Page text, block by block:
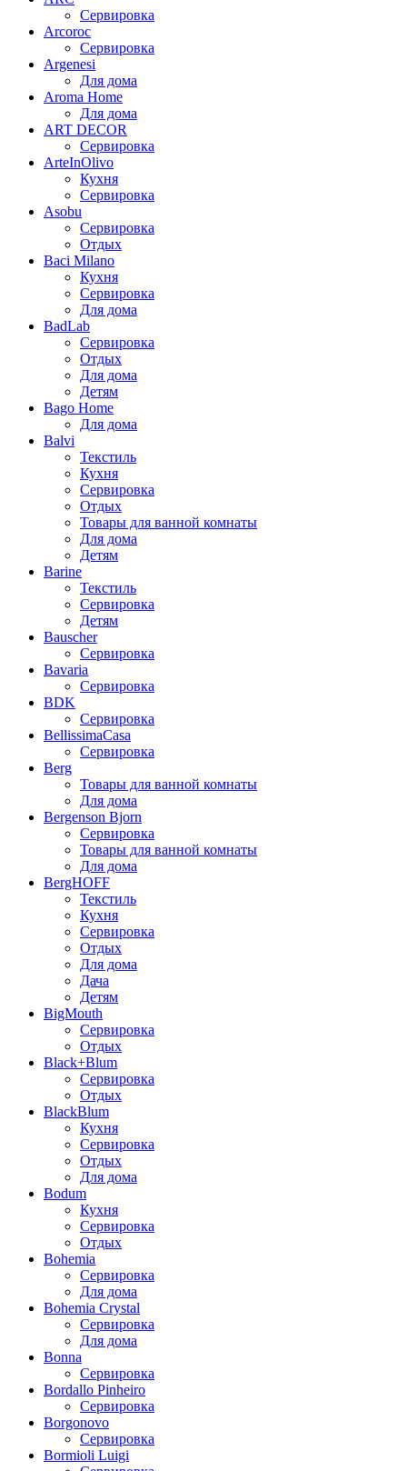
Сервировка
Arcoroc
Сервировка
Argenesi
Для дома
Aroma Home
Для дома
ART DECOR
Сервировка
ArteInOlivo
Кухня
Сервировка
Asobu
Сервировка
Отдых
Baci Milano
Кухня
Сервировка
Для дома
BadLab
Сервировка
Отдых
Для дома
Детям
Bago Home
Для дома
Balvi
Текстиль
Кухня
Сервировка
Отдых
Товары для ванной комнаты
Для дома
Детям
Barine
Текстиль
Сервировка
Детям
Bauscher
Сервировка
Bavaria
Сервировка
BDK
Сервировка
BellissimaCasa
Сервировка
Berg
Товары для ванной комнаты
Для дома
Bergenson Bjorn
Сервировка
Товары для ванной комнаты
Для дома
BergHOFF
Текстиль
Кухня
Сервировка
Отдых
Для дома
Дача
Детям
BigMouth
Сервировка
Отдых
Black+Blum
Сервировка
Отдых
BlackBlum
Кухня
Сервировка
Отдых
Для дома
Bodum
Кухня
Сервировка
Отдых
Bohemia
Сервировка
Для дома
Bohemia Crystal
Сервировка
Для дома
Bonna
Сервировка
Bordallo Pinheiro
Сервировка
Borgonovo
Сервировка
Bormioli Luigi